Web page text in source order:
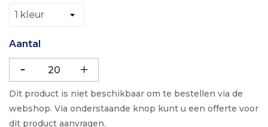
Aantal
Dit product is niet beschikbaar om te bestellen via de
webshop. Via onderstaande knop kunt u een offerte voor
dit product aanvragen.